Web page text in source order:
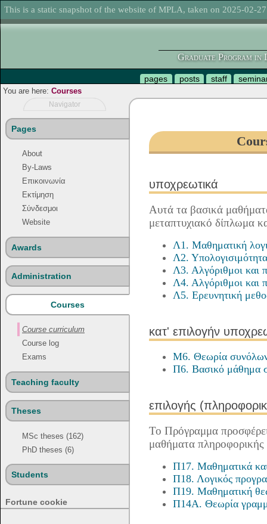
This is a static snapshot of the website of MPLA, taken on 2025-02-
Graduate Program in
pages posts staff
You are here: Courses
Navigator
Pages
About
By-Laws
Επικοινωνία
Εκτίμηση
Σύνδεσμοι
Website
Awards
Administration
Courses
Course curriculum
Course log
Exams
Teaching faculty
Theses
MSc theses (162)
PhD theses (6)
Students
Fortune cookie
υποχρεωτικά
Αυτά τα βασικά
μεταπτυχιακό δίπλωμα
Λ1. Μαθηματική
Λ2.
Λ3. Αλγόριθμοι και
Λ4. Αλγόριθμοι και
Λ5. Ερευνητική
κατ' επιλογήν
Μ6. Θεωρία
Π6. Βασικό μάθημα
επιλογής
Το Πρόγραμμα
μαθήματα πληροφορικής
Π17. Μαθηματικά
Π18. Λογικός
Π19. Μαθηματική
Π14Α. Θεωρία